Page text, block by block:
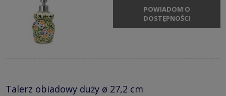
POWIADOM O
DOSTĘPNOŚCI
Talerz obiadowy duży ø 27,2 cm